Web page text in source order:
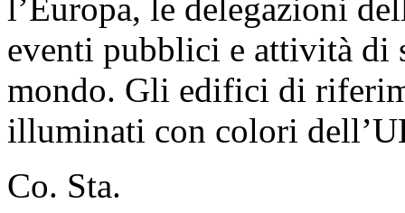
l’Europa, le delegazioni
eventi pubblici e attività di
mondo. Gli edifici di
illuminati con colori
Co. Sta.